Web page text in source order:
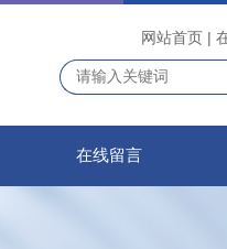
网站首页 |
在线留言